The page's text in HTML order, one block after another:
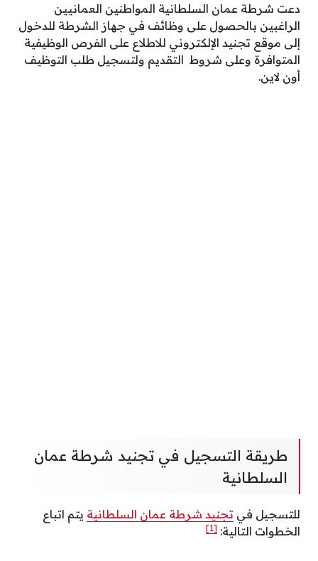
دعت شرطة عمان السلطانية المواطنين العمانيين
الراغبين بالحصول على وظائف في جهاز الشرطة للدخول
إلى موقع تجنيد الإلكتروني للاطلاع على الفرص الوظيفية
المتوافرة وعلى شروط التقديم ولتسجيل طلب التوظيف
أون لاين.
طريقة التسجيل في تجنيد شرطة عمان
السلطانية
للتسجيل في تجنيد شرطة عمان السلطانية يتم اتباع
الخطوات التالية: [1]